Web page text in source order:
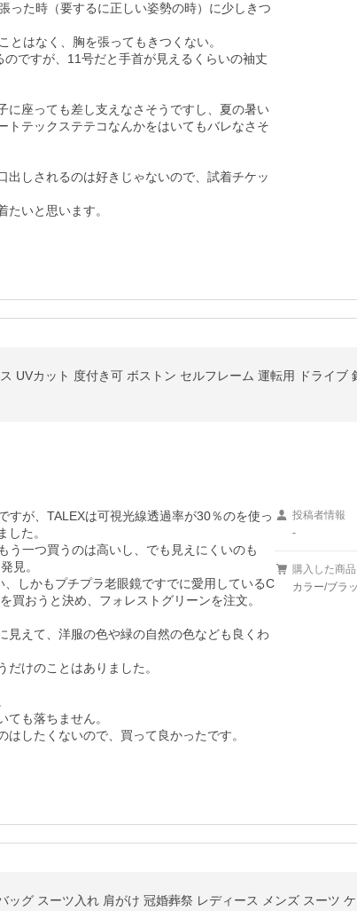
った時（要するに正しい姿勢の時）に少しきつ
はなく、胸を張ってもきつくない。
ですが、11号だと手首が見えるくらいの袖丈
に座っても差し支えなさそうですし、夏の暑い
テックステテコなんかをはいてもバレなさそ
出しされるのは好きじゃないので、試着チケッ
すが、TALEXは可視光線透過率が30％のを使っ
た。
う一つ買うのは高いし、でも見えにくいのも
見。
しかもプチプラ老眼鏡ですでに愛用しているC
おうと決め、フォレストグリーンを注文。
見えて、洋服の色や緑の自然の色なども良くわ
けのことはありました。
も落ちません。
投稿者情報
-
購入した商品
カラー/ブラ